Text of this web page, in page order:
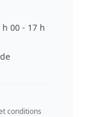
h 00 - 17 h
conditions